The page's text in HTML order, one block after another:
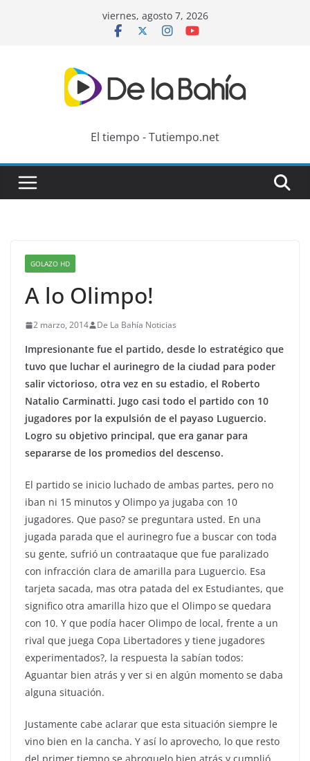
viernes, agosto 7, 2026
El tiempo - Tutiempo.net
GOLAZO HD
A lo Olimpo!
2 marzo, 2014 De La Bahía Noticias
Impresionante fue el partido, desde lo estratégico que
tuvo que luchar el aurinegro de la ciudad para poder
salir victorioso, otra vez en su estadio, el Roberto
Natalio Carminatti. Jugo casi todo el partido con 10
jugadores por la expulsión de el payaso Luguercio.
Logro su objetivo principal, que era ganar para
separarse de los promedios del descenso.
El partido se inicio luchado de ambas partes, pero no
iban ni 15 minutos y Olimpo ya jugaba con 10
jugadores. Que paso? se preguntara usted. En una
jugada parada que el aurinegro fue a buscar con toda
su gente, sufrió un contraataque que fue paralizado
con infracción clara de amarilla para Luguercio. Esa
tarjeta sacada, mas otra patada del ex Estudiantes, que
significo otra amarilla hizo que el Olimpo se quedara
con 10. Y que podía hacer Olimpo de local, frente a un
rival que juega Copa Libertadores y tiene jugadores
experimentados?, la respuesta la sabían todos:
Aguantar bien atrás y ver si en algún momento se daba
alguna situación.
Justamente cabe aclarar que esta situación siempre le
vino bien en la cancha. Y así lo aprovecho, lo que resto